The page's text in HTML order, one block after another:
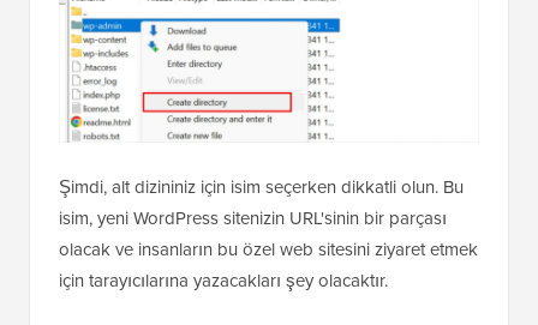
Şimdi, alt dizininiz için isim seçerken dikkatli olun. Bu
isim, yeni WordPress sitenizin URL'sinin bir parçası
olacak ve insanların bu özel web sitesini ziyaret etmek
için tarayıcılarına yazacakları şey olacaktır.